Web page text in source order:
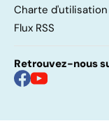
Charte d'utilisation
Flux RSS
Retrouvez-nous